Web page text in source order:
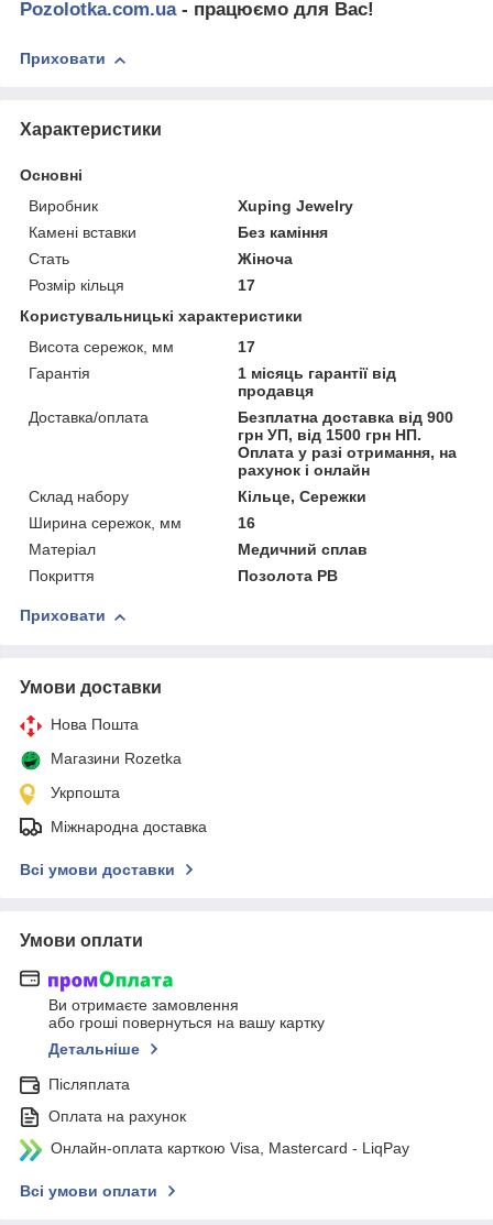
Pozolotka.com.ua- працюємо для Вас!
Приховати
Характеристики
Основні
Виробник
Xuping Jewelry
Камені вставки
Без каміння
Стать
Жіноча
Розмір кільця
17
Користувальницькі характеристики
Висота сережок, мм
17
Гарантія
1 місяць гарантії від
продавця
Доставка/оплата
Безплатна доставка від 900
грн УП, від 1500 грн НП.
Оплата у разі отримання, на
рахунок і онлайн
Склад набору
Кільце, Сережки
Ширина сережок, мм
16
Матеріал
Медичний сплав
Покриття
Позолота РВ
Приховати
Умови доставки
Нова Пошта
Магазини Rozetka
Укрпошта
Міжнародна доставка
Всі умови доставки
Умови оплати
Ви отримаєте замовлення
або гроші повернуться на вашу картку
Детальніше
Післяплата
Оплата на рахунок
Онлайн-оплата карткою Visa, Mastercard - LiqPay
Всі умови оплати